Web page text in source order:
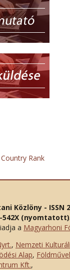
Közlöny - ISSN
542X (nyomtatott)
a Magyarhoni
, Nemzeti
Alap,
Kft.,